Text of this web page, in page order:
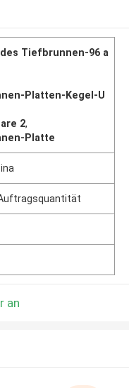
Tiefbrunnen-96 a
Platten-Kegel-U
2,
Platte
an